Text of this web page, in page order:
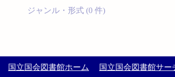
ジャンル・形式 (0 件)
国立国会図書館ホーム 国立国会図書館サー